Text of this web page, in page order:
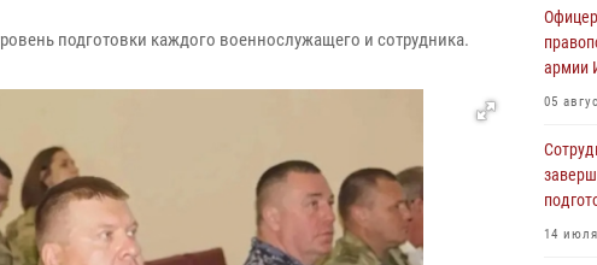
подготовки каждого военнослужащего и сотрудника.
04
В ЛНР
04
армии
05
14